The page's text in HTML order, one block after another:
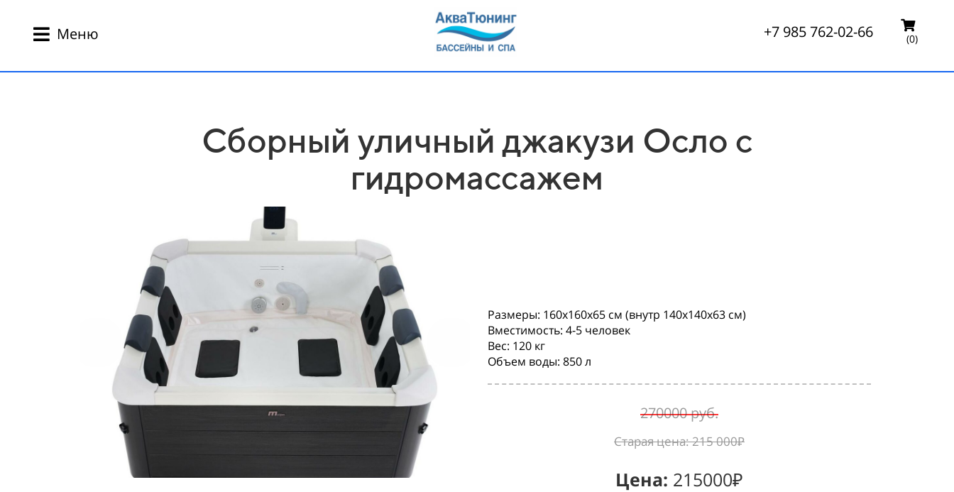
Меню +7 985 762-02-66 (0)
Сборный уличный джакузи Осло с
гидромассажем
Размеры: 160х160х65 см (внутр 140х140х63 см)
Вместимость: 4-5 человек
Вес: 120 кг
Объем воды: 850 л
270000 руб.
Старая цена:215 000₽
Цена: 215000₽